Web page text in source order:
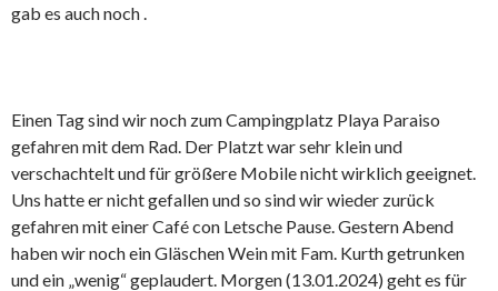
gab es auch noch .
Einen Tag sind wir noch zum Campingplatz Playa Paraiso
gefahren mit dem Rad. Der Platzt war sehr klein und
verschachtelt und für größere Mobile nicht wirklich geeignet.
Uns hatte er nicht gefallen und so sind wir wieder zurück
gefahren mit einer Café con Letsche Pause. Gestern Abend
haben wir noch ein Gläschen Wein mit Fam. Kurth getrunken
und ein „wenig“ geplaudert. Morgen (13.01.2024) geht es für